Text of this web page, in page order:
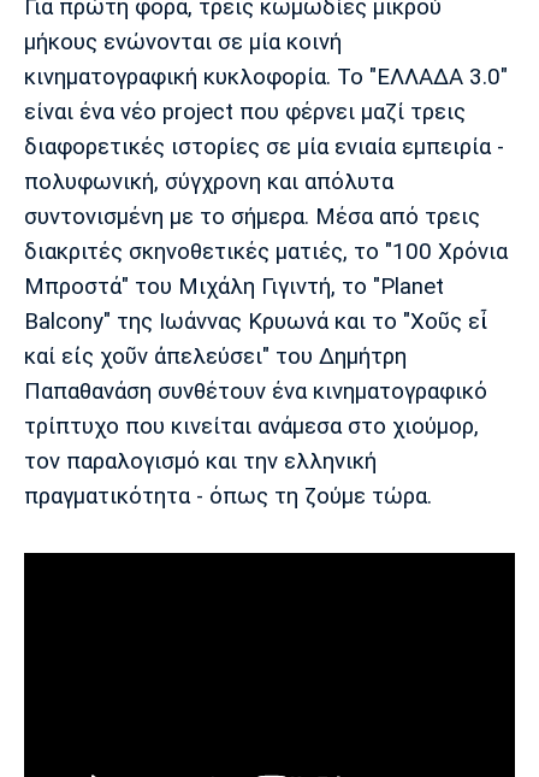
Πόρτο Μπενφίκα
Για πρώτη φορά, τρεις κωμωδίες μικρού
μήκους ενώνονται σε μία κοινή
κινηματογραφική κυκλοφορία. Το "ΕΛΛΑΔΑ 3.0"
είναι ένα νέο project που φέρνει μαζί τρεις
διαφορετικές ιστορίες σε μία ενιαία εμπειρία -
πολυφωνική, σύγχρονη και απόλυτα
συντονισμένη με το σήμερα. Μέσα από τρεις
διακριτές σκηνοθετικές ματιές, το "100 Χρόνια
Μπροστά" του Μιχάλη Γιγιντή, το "Planet
Balcony" της Ιωάννας Κρυωνά και το "Χοῦς εἶ
καί εἰς χοῦν ἀπελεύσει" του Δημήτρη
Παπαθανάση συνθέτουν ένα κινηματογραφικό
τρίπτυχο που κινείται ανάμεσα στο χιούμορ,
τον παραλογισμό και την ελληνική
πραγματικότητα - όπως τη ζούμε τώρα.